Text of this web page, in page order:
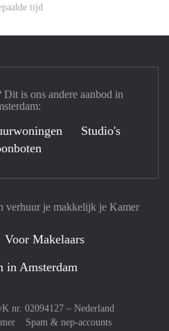
tijd
verhuur je makkelijk je Kamer
Voor Makelaars
in Amsterdam
nr. 02094127 – Nederland
Spam & nep-accounts
is ons andere aanbod in
Studio's